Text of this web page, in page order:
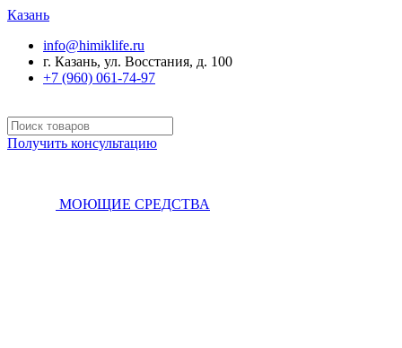
Казань
info@himiklife.ru
г. Казань, ул. Восстания, д. 100
+7 (960) 061-74-97
Получить консультацию
МОЮЩИЕ СРЕДСТВА